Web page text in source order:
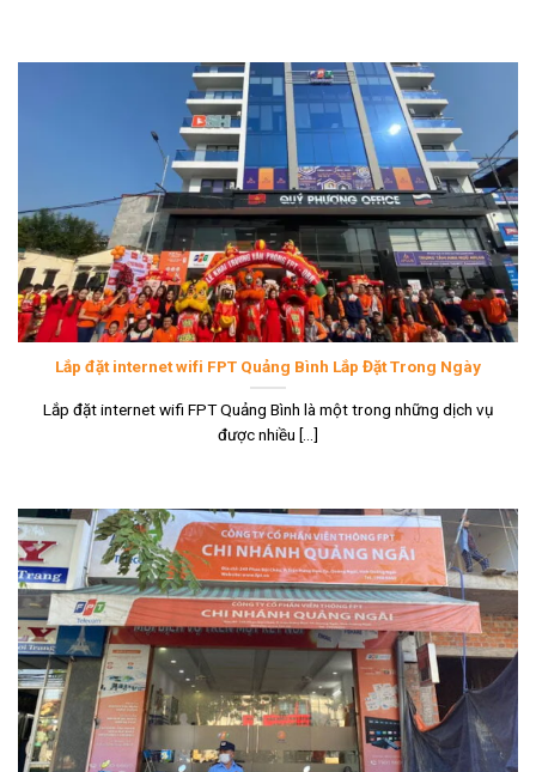
Lắp đặt internet wifi FPT Quảng Bình Lắp Đặt Trong Ngày
Lắp đặt internet wifi FPT Quảng Bình là một trong những dịch vụ
được nhiều [...]